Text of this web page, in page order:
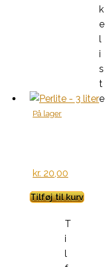
k
e
l
i
s
t
e
På lager
kr. 20,00
Tilføj til kurv
T
i
l